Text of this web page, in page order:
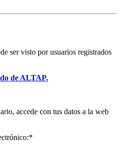
ser visto por usuarios registrados
de ALTAP.
accede con tus datos a la web
*